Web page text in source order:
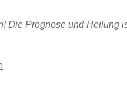
Die Prognose und Heilung